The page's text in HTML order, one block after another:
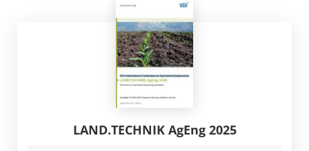
LAND.TECHNIK AgEng 2025